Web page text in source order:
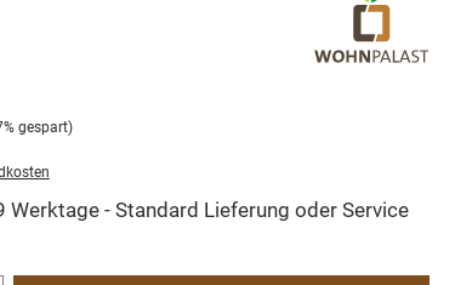
gespart)
Werktage - Standard Lieferung oder Service